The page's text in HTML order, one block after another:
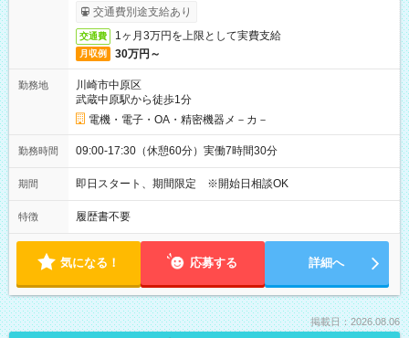
ービス利用可（利用条件有）
交通費別途支給あり
交通費 1ヶ月3万円を上限として実費支給
月収例 30万円～
勤務地
川崎市中原区
武蔵中原駅から徒歩1分
電機・電子・OA・精密機器メ－カ－
勤務時間 09:00-17:30（休憩60分）実働7時間30分
期間 即日スタート、期間限定 ※開始日相談OK
特徴 履歴書不要
気になる！ 応募する 詳細へ
掲載日：2026.08.06